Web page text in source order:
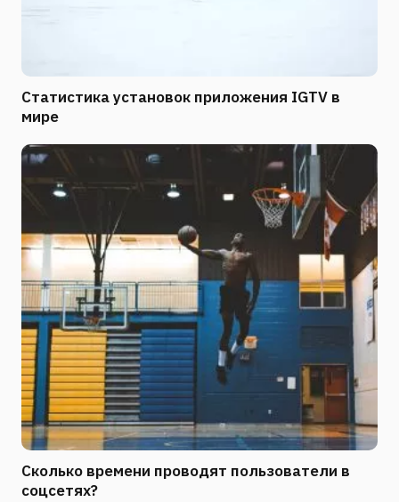
Статистика установок приложения IGTV в
мире
Сколько времени проводят пользователи в
соцсетях?